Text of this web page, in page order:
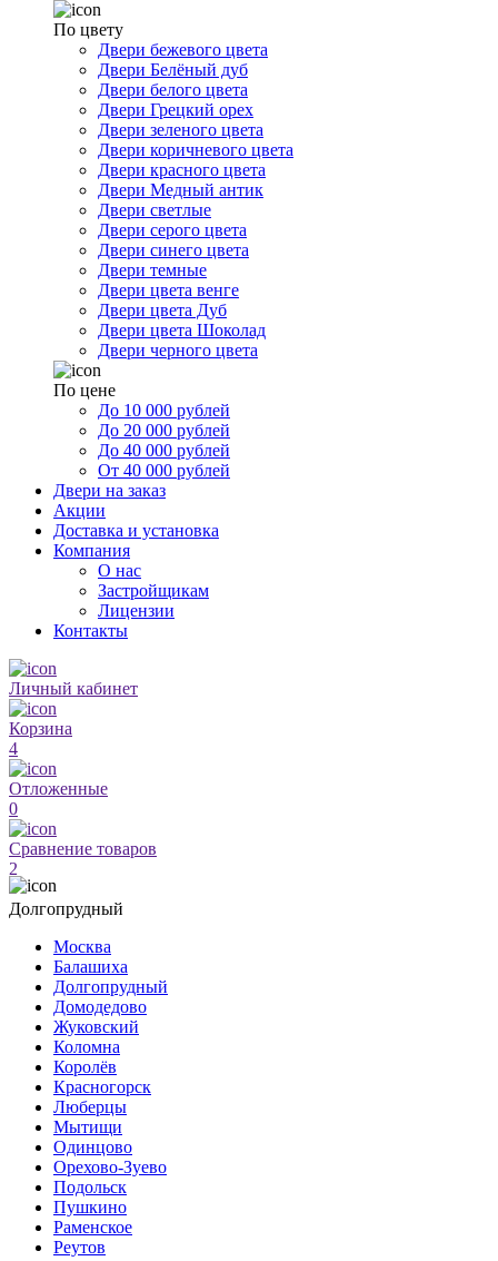
По цвету
Двери бежевого цвета
Двери Белёный дуб
Двери белого цвета
Двери Грецкий орех
Двери зеленого цвета
Двери коричневого цвета
Двери красного цвета
Двери Медный антик
Двери светлые
Двери серого цвета
Двери синего цвета
Двери темные
Двери цвета венге
Двери цвета Дуб
Двери цвета Шоколад
Двери черного цвета
По цене
До 10 000 рублей
До 20 000 рублей
До 40 000 рублей
От 40 000 рублей
Двери на заказ
Акции
Доставка и установка
Компания
О нас
Застройщикам
Лицензии
Контакты
Личный кабинет
Корзина
4
Отложенные
0
Сравнение товаров
2
Долгопрудный
Москва
Балашиха
Долгопрудный
Домодедово
Жуковский
Коломна
Королёв
Красногорск
Люберцы
Мытищи
Одинцово
Орехово-Зуево
Подольск
Пушкино
Раменское
Реутов